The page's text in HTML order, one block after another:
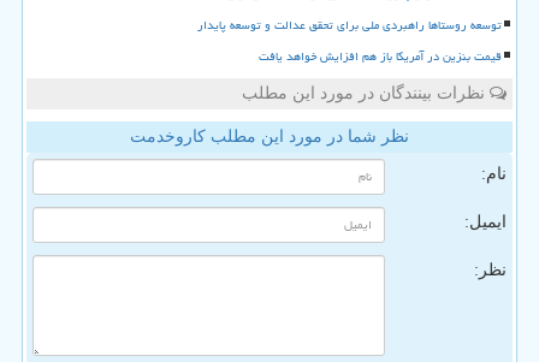
توسعه روستاها راهبردی ملی برای تحقق عدالت و توسعه پایدار
قیمت بنزین در آمریکا باز هم افزایش خواهد یافت
نظرات بینندگان در مورد این مطلب
نظر شما در مورد این مطلب کاروخدمت
نام:
ایمیل:
نظر: